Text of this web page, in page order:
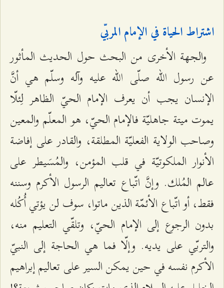
اشتراط الحياة في الإمام المربّي
والجهة الأخرى من البحث حول الحديث المأثور
عن رسول الله صلّى الله عليه وآله وسلّم هي أنَّ
الإنسان يجب أن يعرف الإمام الحيّ الظاهر لِئلّا
يموت ميتة جاهليّة فالإمام الحيّ، هو المعلّم والمعين
وصاحب الولاية الفعليّة المطلقة، والقادر على إفاضة
الأنوار الملكوتيّة في قلب المؤمن، والمُسَيطر على
عالم المُلك. وإنَّ اتّباع تعاليم الرسول الأكرم وسننه
فقط، أو اتّباع الأئمّة الذين ماتوا، سوف لن يؤتي أُكُله
بدون الرجوع إلى الإمام الحيّ، وتلقّي التعليم منه،
والتربّي على يديه. وإلّا فما هي الحاجة إلى النبيّ
الأكرم نفسه في حين يمكن السير على تعاليم إبراهيم